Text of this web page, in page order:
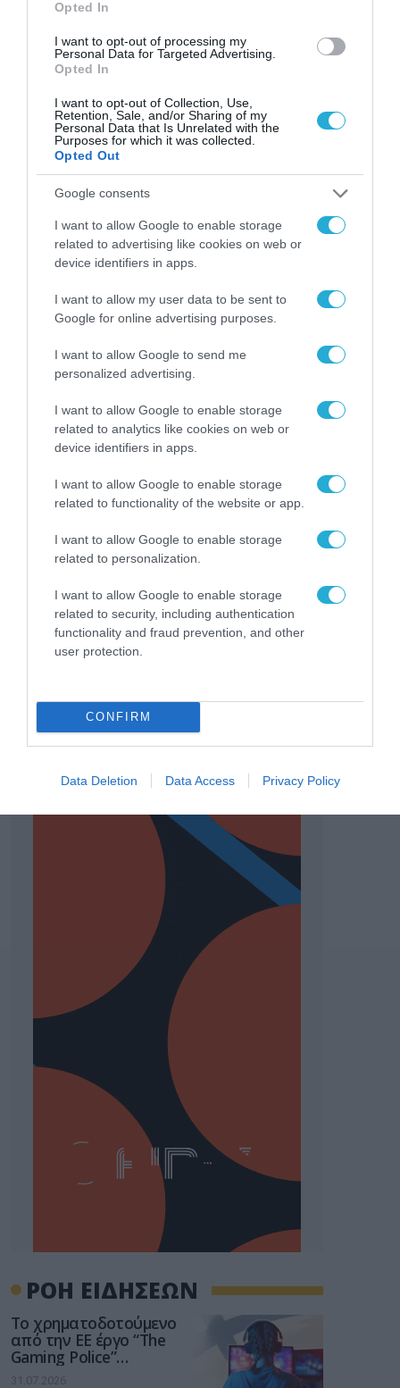
Opted In
I want to opt-out of processing my
Personal Data for Targeted Advertising.
Opted In
I want to opt-out of Collection, Use,
Retention, Sale, and/or Sharing of my
Personal Data that Is Unrelated with the
Purposes for which it was collected.
Opted Out
Google consents
I want to allow Google to enable storage
related to advertising like cookies on web or
device identifiers in apps.
I want to allow my user data to be sent to
Google for online advertising purposes.
I want to allow Google to send me
personalized advertising.
I want to allow Google to enable storage
related to analytics like cookies on web or
device identifiers in apps.
I want to allow Google to enable storage
related to functionality of the website or app.
I want to allow Google to enable storage
related to personalization.
I want to allow Google to enable storage
related to security, including authentication
functionality and fraud prevention, and other
user protection.
CONFIRM
Data Deletion Data Access Privacy Policy
ΓΕΝΙΚΕΣ ΕΙΔΗΣΕΙΣ
Νέος γύρος απεργιακών
κινητοποιήσεων την Πέμπτη –
Ποιοι κλάδοι «κατεβάζουν
ΕΠΙΚΑΙΡΟΤΗΤΑ
Απεργία ΓΣΕΕ-ΑΔΕΔΥ: Το ictplus.gr
συμμετέχει στις κινητοποιήσεις
ΡΟΗ ΕΙΔΗΣΕΩΝ
Το χρηματοδοτούμενο
από την ΕΕ έργο “The
Gaming Police”
ενισχύει την ασφάλεια
31.07.2026